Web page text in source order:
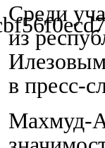
Среди
из
в пресс-
Махмуд-